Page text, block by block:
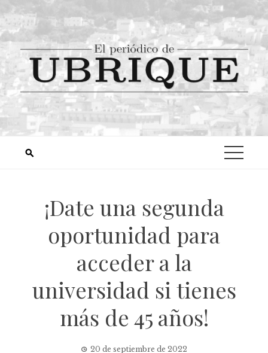
¡Date una segunda
oportunidad para
acceder a la
universidad si tienes
más de 45 años!
20 de septiembre de 2022